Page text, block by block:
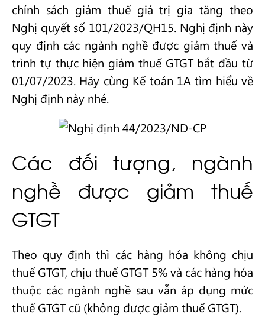
chính sách giảm thuế giá trị gia tăng theo
Nghị quyết số 101/2023/QH15. Nghị định này
quy định các ngành nghề được giảm thuế và
trình tự thực hiện giảm thuế GTGT bắt đầu từ
01/07/2023. Hãy cùng Kế toán 1A tìm hiểu về
Nghị định này nhé.
Các đối tượng, ngành
nghề được giảm thuế
GTGT
Theo quy định thì các hàng hóa không chịu
thuế GTGT, chịu thuế GTGT 5% và các hàng hóa
thuộc các ngành nghề sau vẫn áp dụng mức
thuế GTGT cũ (không được giảm thuế GTGT).